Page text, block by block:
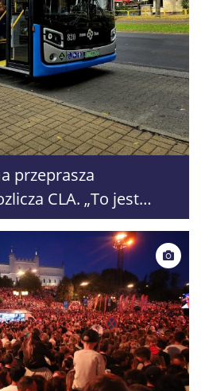
przeprasza
CLA. „To jest